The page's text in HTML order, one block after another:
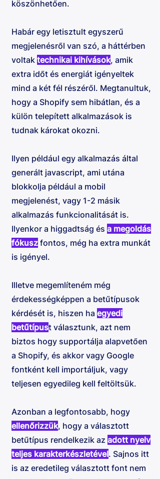
köszönhetően.
Habár egy letisztult egyszerű
megjelenésről van szó, a háttérben
voltak technikai kihívások, amik
extra időt és energiát igényeltek
mind a két fél részéről. Megtanultuk,
hogy a Shopify sem hibátlan, és a
külön telepített alkalmazások is
tudnak károkat okozni.
Ilyen például egy alkalmazás által
generált javascript, ami utána
blokkolja például a mobil
megjelenést, vagy 1-2 másik
alkalmazás funkcionalitását is.
Ilyenkor a higgadtság és a megoldás
fókusz fontos, még ha extra munkát
is igényel.
Illetve megemlíteném még
érdekességképpen a betűtípusok
kérdését is, hiszen ha egyedi
betűtípust választunk, azt nem
biztos hogy supportálja alapvetően
a Shopify, és akkor vagy Google
fontként kell importáljuk, vagy
teljesen egyedileg kell feltöltsük.
Azonban a legfontosabb, hogy
ellenőrizzük, hogy a választott
betűtípus rendelkezik az adott nyelv
teljes karakterkészletével. Sajnos itt
is az eredetileg választott font nem